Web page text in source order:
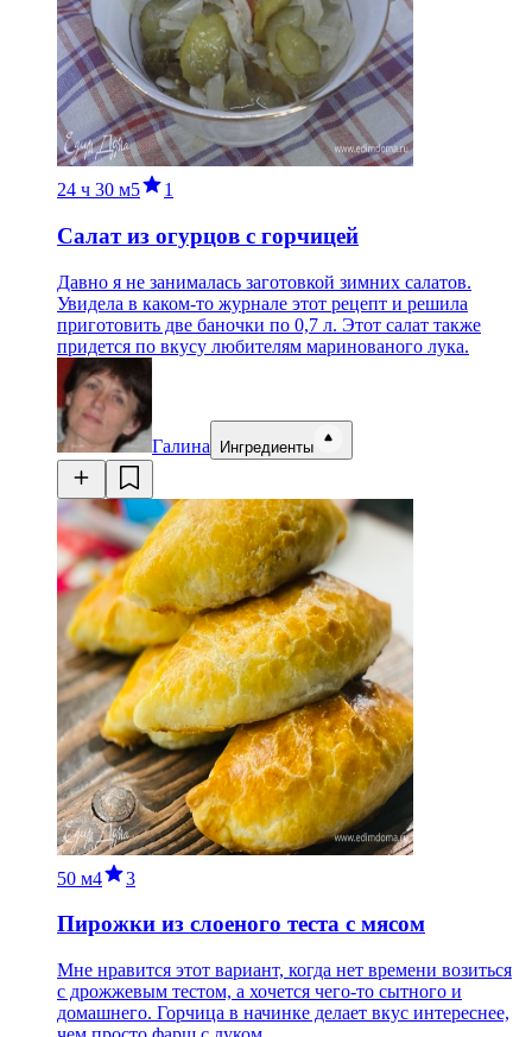
24 ч 30 м5 1
Салат из огурцов с горчицей
Давно я не занималась заготовкой зимних салатов.
Увидела в каком-то журнале этот рецепт и решила
приготовить две баночки по 0,7 л. Этот салат также
придется по вкусу любителям маринованого лука.
Галина Ингредиенты
50 м4 3
Пирожки из слоеного теста с мясом
Мне нравится этот вариант, когда нет времени возиться
с дрожжевым тестом, а хочется чего-то сытного и
домашнего. Горчица в начинке делает вкус интереснее,